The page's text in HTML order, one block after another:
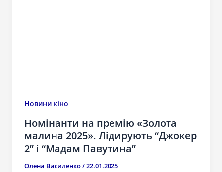
Новини кіно
Номінанти на премію «Золота
малина 2025». Лідирують “Джокер
2” і “Мадам Павутина”
Олена Василенко/22.01.2025